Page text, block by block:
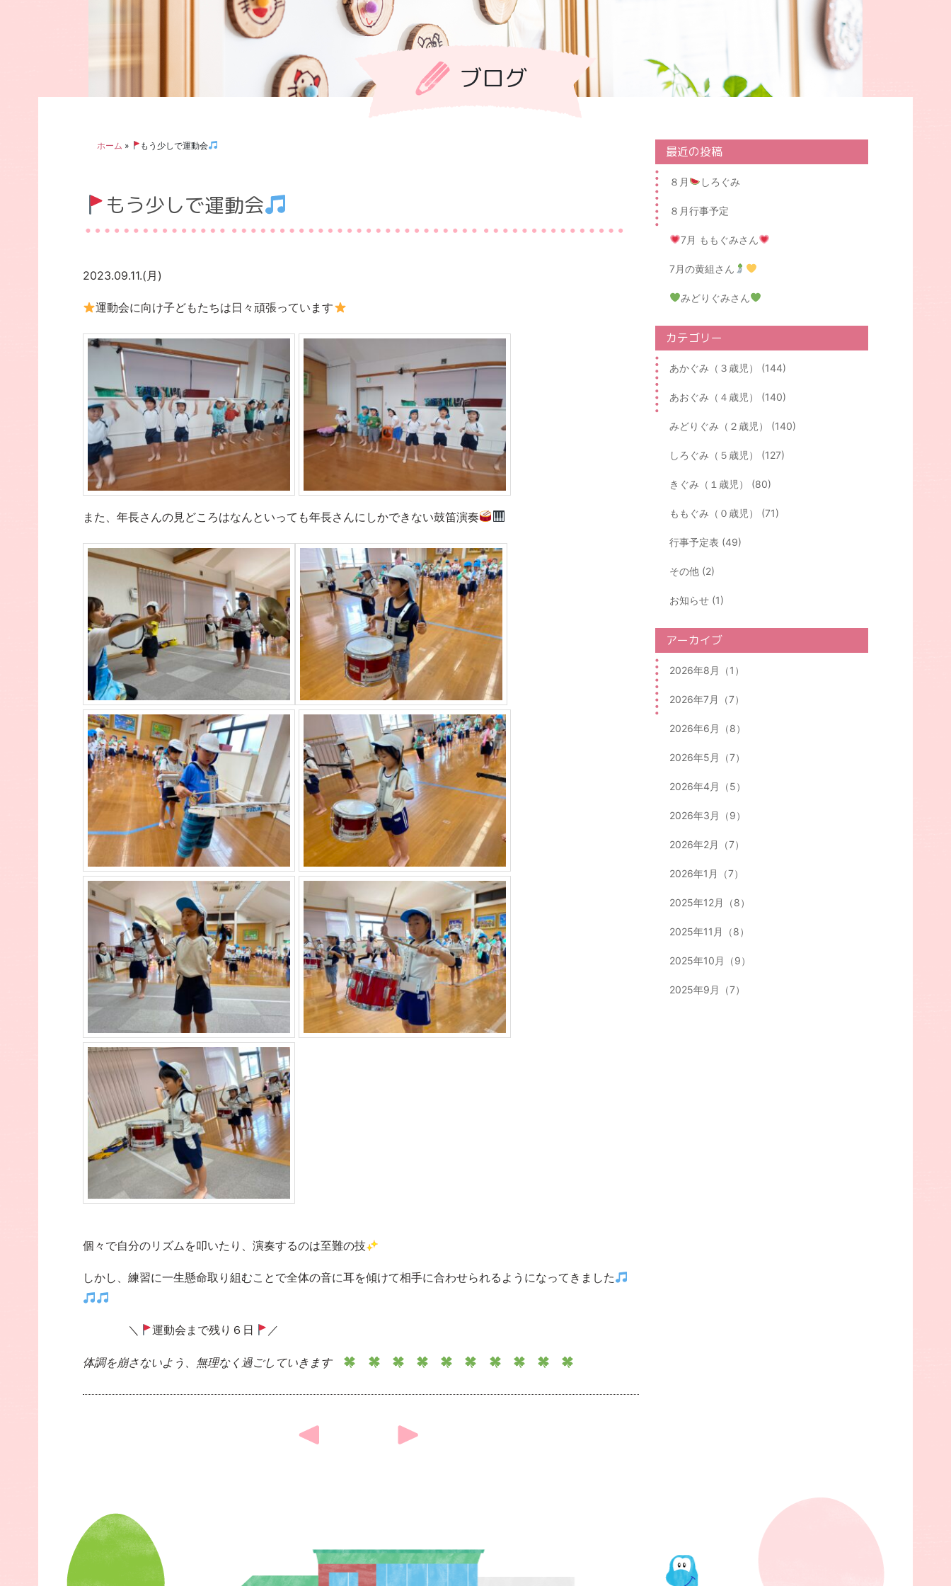
ブログ
ホーム » もう少しで運動会
もう少しで運動会
2023.09.11.(月)
運動会に向け子どもたちは日々頑張っています
また、年長さんの見どころはなんといっても年長さんにしかできない鼓笛演奏
個々で自分のリズムを叩いたり、演奏するのは至難の技
しかし、練習に一生懸命取り組むことで全体の音に耳を傾けて相手に合わせられるようになってきました
＼ 運動会まで残り６日 ／
体調を崩さないよう、無理なく過ごしていきます
最近の投稿
８月 しろぐみ
８月行事予定
7月 ももぐみさん
7月の黄組さん
みどりぐみさん
カテゴリー
あかぐみ（３歳児） (144)
あおぐみ（４歳児） (140)
みどりぐみ（２歳児） (140)
しろぐみ（５歳児） (127)
きぐみ（１歳児） (80)
ももぐみ（０歳児） (71)
行事予定表 (49)
その他 (2)
お知らせ (1)
アーカイブ
2026年8月（1）
2026年7月（7）
2026年6月（8）
2026年5月（7）
2026年4月（5）
2026年3月（9）
2026年2月（7）
2026年1月（7）
2025年12月（8）
2025年11月（8）
2025年10月（9）
2025年9月（7）